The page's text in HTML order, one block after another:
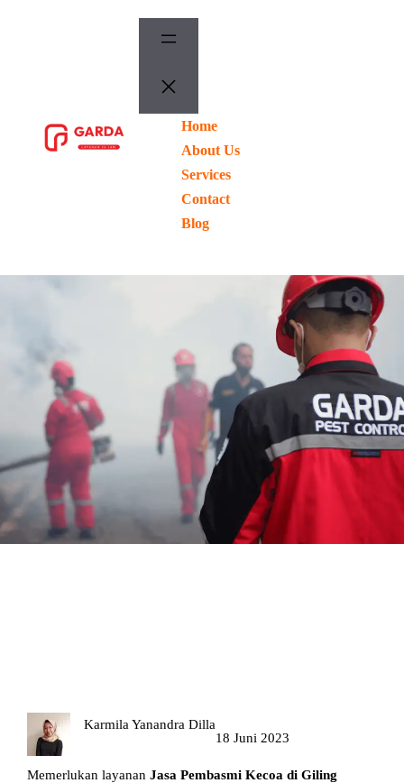
Home
About Us
Services
Contact
Blog
Karmila Yanandra Dilla
18 Juni 2023
Memerlukan layanan Jasa Pembasmi Kecoa di Giling